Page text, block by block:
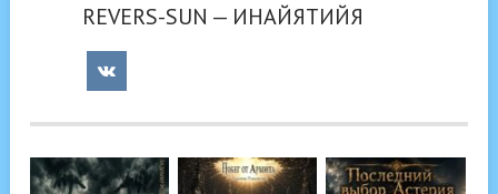
REVERS-SUN — ИНАЙЯТИЙЯ